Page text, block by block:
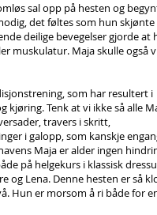
sal opp på hesten og
det føltes som hun skjønte
deilige bevegelser gjorde at
muskulatur. Maja skulle også
som har resultert i
kjøring. Tenk at vi ikke så alle
travers i skritt,
i galopp, som kanskje
Maja er alder ingen
på helgekurs i klassisk
og Lena. Denne hesten er så
Hun er morsom å ri både for